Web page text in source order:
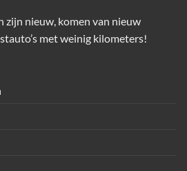
zijn nieuw, komen van nieuw
met weinig kilometers!